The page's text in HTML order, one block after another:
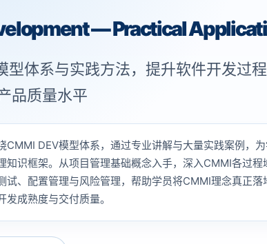
— Practical
型体系与实践方法，提升软件开发过程
品质量水平
CMMI DEV模型体系，通过专业讲解与大量实践案例，
知识框架。从项目管理基础概念入手，深入CMMI各过程
、配置管理与风险管理，帮助学员将CMMI理念真正落
成熟度与交付质量。